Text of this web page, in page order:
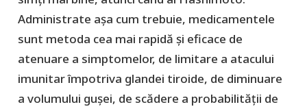
Administrate așa cum trebuie, medicamentele
sunt metoda cea mai rapidă și eficace de
atenuare a simptomelor, de limitare a atacului
imunitar împotriva glandei tiroide, de diminuare
a volumului gușei, de scădere a probabilității de